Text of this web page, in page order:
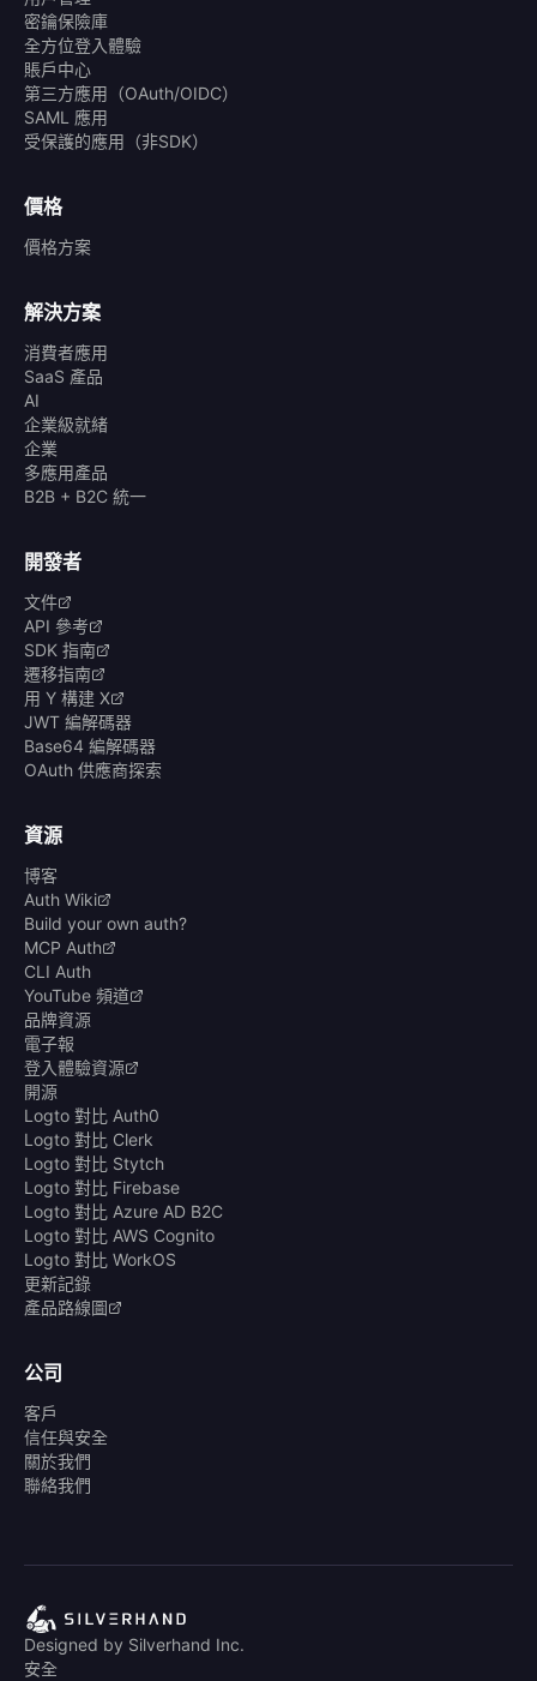
密鑰保險庫
全方位登入體驗
賬戶中心
第三方應用（OAuth/OIDC）
SAML 應用
受保護的應用（非SDK）
價格
價格方案
解決方案
消費者應用
SaaS 產品
AI
企業級就緒
企業
多應用產品
B2B + B2C 統一
開發者
文件
API 參考
SDK 指南
遷移指南
用 Y 構建 X
JWT 編解碼器
Base64 編解碼器
OAuth 供應商探索
資源
博客
Auth Wiki
Build your own auth?
MCP Auth
CLI Auth
YouTube 頻道
品牌資源
電子報
登入體驗資源
開源
Logto 對比 Auth0
Logto 對比 Clerk
Logto 對比 Stytch
Logto 對比 Firebase
Logto 對比 Azure AD B2C
Logto 對比 AWS Cognito
Logto 對比 WorkOS
更新記錄
產品路線圖
公司
客戶
信任與安全
關於我們
聯絡我們
Designed by Silverhand Inc.
安全